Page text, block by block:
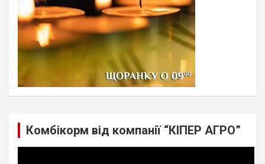
Комбікорм від компанії “КІПЕР АГРО”